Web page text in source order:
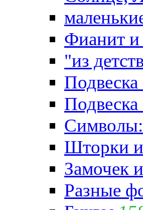
Фианит
"из
Символы:
Шторки
Замочек
Разные